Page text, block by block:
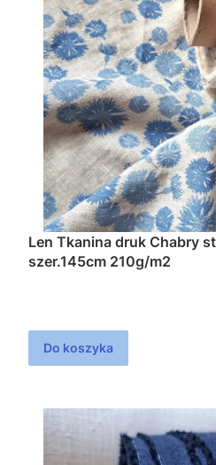
Len Tkanina druk Chabry stonewashed
szer.145cm 210g/m2
Do koszyka